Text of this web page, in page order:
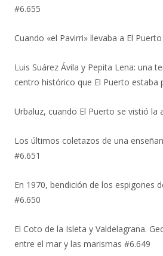
#6.655
Cuando «el Pavirri» llevaba a El
Luis Suárez Ávila y Pepita Lena: una
centro histórico que El Puerto estaba
Urbaluz, cuando El Puerto se vistió la
Los últimos coletazos de una
#6.651
En 1970, bendición de los espigones
#6.650
El Coto de la Isleta y Valdelagrana.
entre el mar y las marismas #6.649